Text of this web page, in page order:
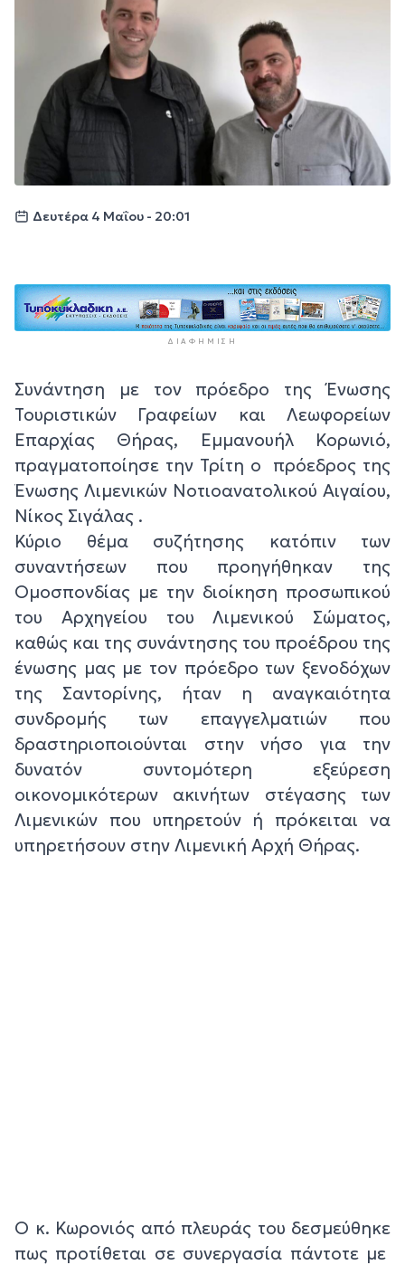
Δευτέρα 4 Μαΐου - 20:01
ΔΙΑΦΉΜΙΣΗ
Συνάντηση με τον πρόεδρο της Ένωσης
Τουριστικών Γραφείων και Λεωφορείων
Επαρχίας Θήρας, Εμμανουήλ Κορωνιό,
πραγματοποίησε την Τρίτη ο πρόεδρος της
Ένωσης Λιμενικών Νοτιοανατολικού Αιγαίου,
Νίκος Σιγάλας .
Κύριο θέμα συζήτησης κατόπιν των
συναντήσεων που προηγήθηκαν της
Ομοσπονδίας με την διοίκηση προσωπικού
του Αρχηγείου του Λιμενικού Σώματος,
καθώς και της συνάντησης του προέδρου της
ένωσης μας με τον πρόεδρο των ξενοδόχων
της Σαντορίνης, ήταν η αναγκαιότητα
συνδρομής των επαγγελματιών που
δραστηριοποιούνται στην νήσο για την
δυνατόν συντομότερη εξεύρεση
οικονομικότερων ακινήτων στέγασης των
Λιμενικών που υπηρετούν ή πρόκειται να
υπηρετήσουν στην Λιμενική Αρχή Θήρας.
Ο κ. Κωρονιός από πλευράς του δεσμεύθηκε
πως προτίθεται σε συνεργασία πάντοτε με